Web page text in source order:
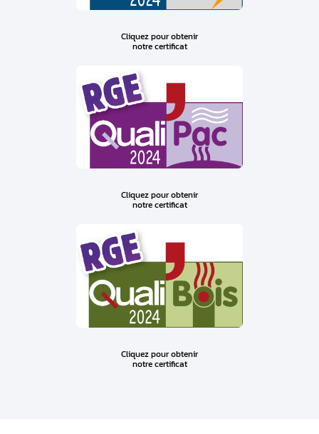
Cliquez pour obtenir
notre certificat
Cliquez pour obtenir
notre certificat
Cliquez pour obtenir
notre certificat